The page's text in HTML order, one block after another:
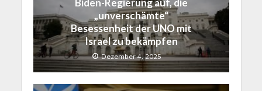
Biden-Regierung auf, die
„unverschämte“
Besessenheit der UNO mit
Israel zu bekämpfen
Dezember 4, 2025